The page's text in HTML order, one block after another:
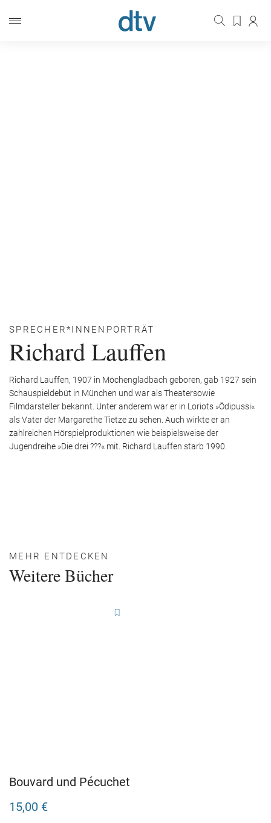
SPRECHER*INNENPORTRÄT
Richard Lauffen
Richard Lauffen, 1907 in Möchengladbach geboren, gab 1927 sein
Schauspieldebüt in München und war als Theatersowie
Filmdarsteller bekannt. Unter anderem war er in Loriots »Ödipussi«
als Vater der Margarethe Tietze zu sehen. Auch wirkte er an
zahlreichen Hörspielproduktionen wie beispielsweise der
Jugendreihe »Die drei ???« mit. Richard Lauffen starb 1990.
MEHR ENTDECKEN
Weitere Bücher
Bouvard und Pécuchet
15,00 €